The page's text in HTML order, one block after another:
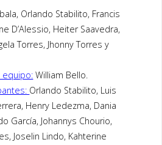
Orlando Stabilito, Francis
D’Alessio, Heiter Saavedra,
Torres, Jhonny Torres y
equipo: William Bello.
Orlando Stabilito, Luis
Henry Ledezma, Dania
García, Johannys Chourio,
Joselin Lindo, Kahterine